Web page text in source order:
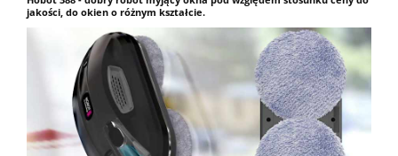
jakości, do okien o różnym kształcie.